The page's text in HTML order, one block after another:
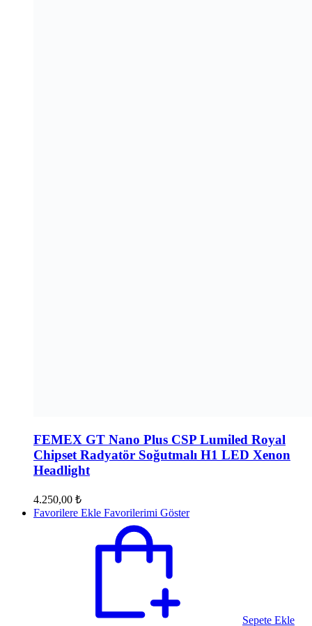
FEMEX GT Nano Plus CSP Lumiled Royal
Chipset Radyatör Soğutmalı H1 LED Xenon
Headlight
4.250,00 ₺
Favorilere Ekle Favorilerimi Göster
Sepete Ekle